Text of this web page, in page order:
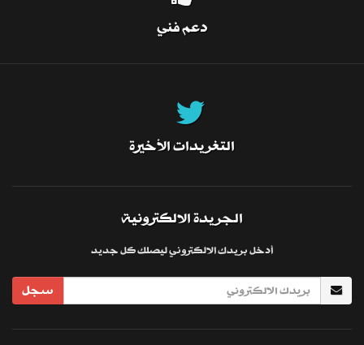
دعم فني
التغريدات الأخيرة
الجريدة الالكترونية
أدخل بريدك الالكتروني ليصلك كل جديد
سجل